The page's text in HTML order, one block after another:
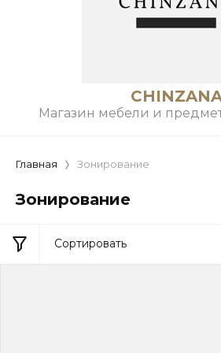
Магазин мебели и
Главная Зонирование
Зонирование
Сортировать